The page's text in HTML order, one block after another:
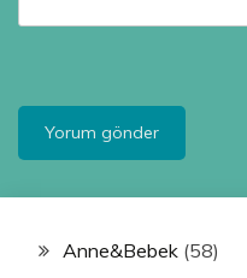
Anne&Bebek (58)